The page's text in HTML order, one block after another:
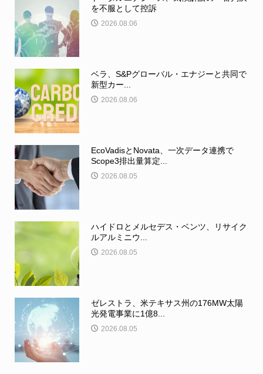
を不服として控訴
2026.08.06
ベラ、S&Pグローバル・エナジーと共同で
新型カー...
2026.08.06
EcoVadisとNovata、一次データ連携で
Scope3排出量算定...
2026.08.05
ハイドロとメルセデス・ベンツ、リサイク
ルアルミニウ...
2026.08.05
ゼレストラ、米テキサス州の176MW太陽
光発電事業に1億8...
2026.08.05